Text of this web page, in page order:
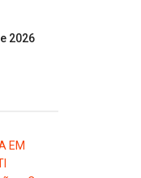
2026
EM